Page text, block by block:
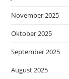
November 2025
Oktober 2025
September 2025
August 2025